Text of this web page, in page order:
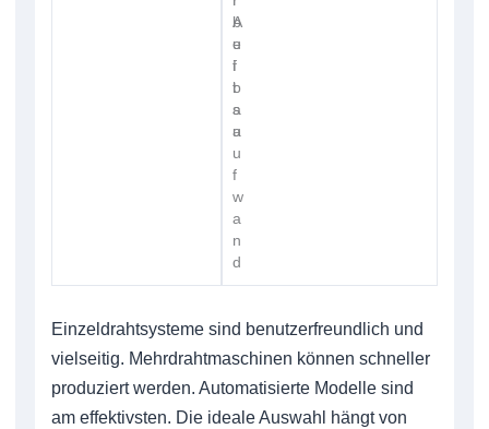
b
e
i
t
s
a
u
f
w
a
n
d
A
u
f
b
a
u
Einzeldrahtsysteme sind benutzerfreundlich und
vielseitig. Mehrdrahtmaschinen können schneller
produziert werden. Automatisierte Modelle sind
am effektivsten. Die ideale Auswahl hängt von